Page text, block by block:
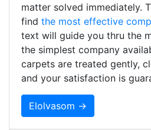
matter solved immediately.
find the most effective
text will guide you thru the
the simplest company
carpets are treated gently,
and your satisfaction is
Elolvasom →